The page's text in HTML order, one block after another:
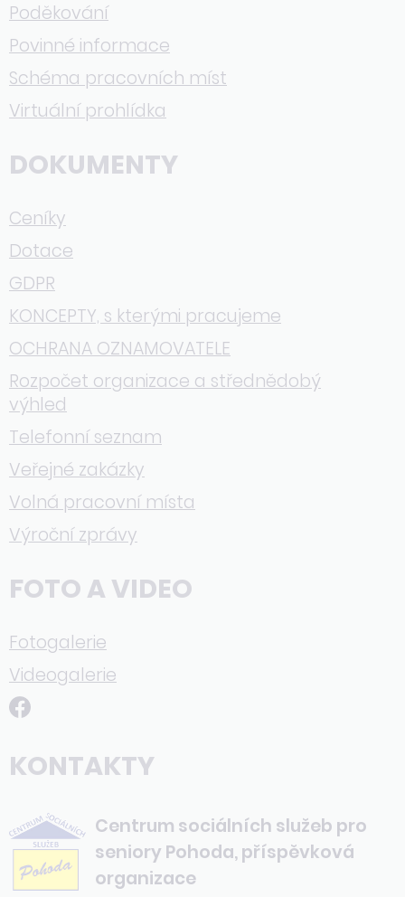
Poděkování
Povinné informace
Schéma pracovních míst
Virtuální prohlídka
DOKUMENTY
Ceníky
Dotace
GDPR
KONCEPTY, s kterými pracujeme
OCHRANA OZNAMOVATELE
Rozpočet organizace a střednědobý
výhled
Telefonní seznam
Veřejné zakázky
Volná pracovní místa
Výroční zprávy
FOTO A VIDEO
Fotogalerie
Videogalerie
KONTAKTY
Centrum sociálních služeb pro
seniory Pohoda, příspěvková
organizace